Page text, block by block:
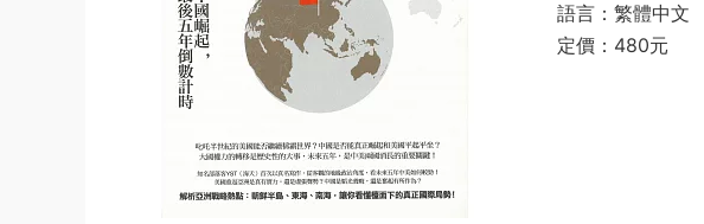
語言：繁體中文
定價：480元